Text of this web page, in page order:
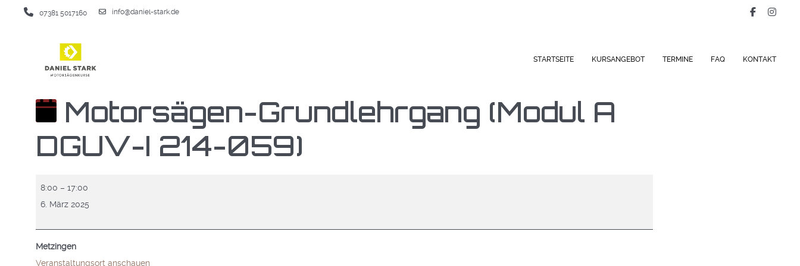
07381 5017160 info@daniel-stark.de
STARTSEITE KURSANGEBOT TERMINE FAQ KONTAKT
Motorsägen-Grundlehrgang (Modul A
DGUV-I 214-059)
Motorsägen-
Grundlehrgang
A
DGUV-
8:00 – 17:00
6. März 2025
Metzingen
Veranstaltungsort anschauen